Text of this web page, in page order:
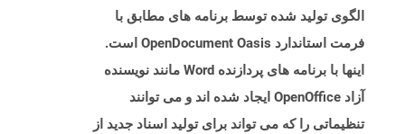
الگوی تولید شده توسط برنامه های مطابق با
فرمت استاندارد OpenDocument Oasis است.
اینها با برنامه های پردازنده Word مانند نویسنده
آزاد OpenOffice ایجاد شده اند و می توانند
تنظیماتی را که می تواند برای تولید اسناد جدید از